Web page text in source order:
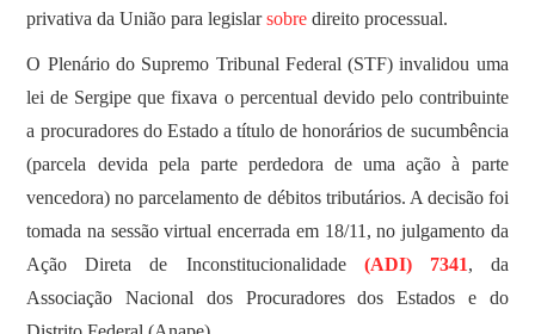
privativa da União para legislarsobre direito processual.
O Plenário do Supremo Tribunal Federal (STF) invalidou uma
lei de Sergipe que fixava o percentual devido pelo contribuinte
a procuradores do Estado a título de honorários de sucumbência
(parcela devida pela parte perdedora de uma ação à parte
vencedora) no parcelamento de débitos tributários. A decisão foi
tomada na sessão virtual encerrada em 18/11, no julgamento da
Ação Direta de Inconstitucionalidade (ADI) 7341, da
Associação Nacional dos Procuradores dos Estados e do